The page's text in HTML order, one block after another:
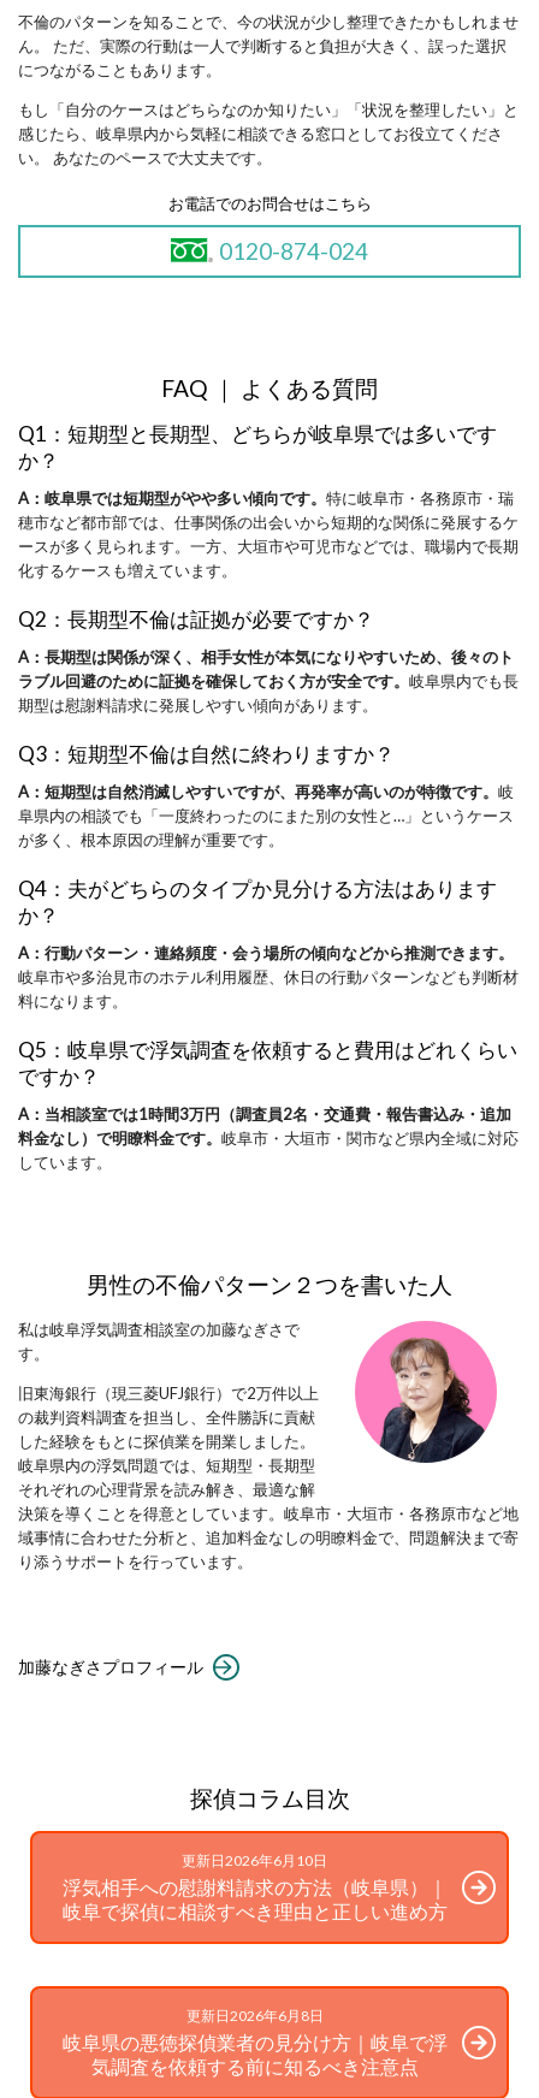
不倫のパターンを知ることで、今の状況が少し整理できたかもしれませ
ん。 ただ、実際の行動は一人で判断すると負担が大きく、誤った選択
につながることもあります。
もし「自分のケースはどちらなのか知りたい」「状況を整理したい」と
感じたら、岐阜県内から気軽に相談できる窓口としてお役立てくださ
い。 あなたのペースで大丈夫です。
お電話でのお問合せはこちら
0120-874-024
FAQ ｜ よくある質問
Q1：短期型と長期型、どちらが岐阜県では多いです
か？
A：岐阜県では短期型がやや多い傾向です。 特に岐阜市・各務原市・瑞
穂市など都市部では、仕事関係の出会いから短期的な関係に発展するケ
ースが多く見られます。一方、大垣市や可児市などでは、職場内で長期
化するケースも増えています。
Q2：長期型不倫は証拠が必要ですか？
A：長期型は関係が深く、相手女性が本気になりやすいため、後々のト
ラブル回避のために証拠を確保しておく方が安全です。 岐阜県内でも長
期型は慰謝料請求に発展しやすい傾向があります。
Q3：短期型不倫は自然に終わりますか？
A：短期型は自然消滅しやすいですが、再発率が高いのが特徴です。 岐
阜県内の相談でも「一度終わったのにまた別の女性と…」というケース
が多く、根本原因の理解が重要です。
Q4：夫がどちらのタイプか見分ける方法はあります
か？
A：行動パターン・連絡頻度・会う場所の傾向などから推測できます。
岐阜市や多治見市のホテル利用履歴、休日の行動パターンなども判断材
料になります。
Q5：岐阜県で浮気調査を依頼すると費用はどれくらい
ですか？
A：当相談室では1時間3万円（調査員2名・交通費・報告書込み・追加
料金なし）で明瞭料金です。 岐阜市・大垣市・関市など県内全域に対応
しています。
男性の不倫パターン２つを書いた人
私は岐阜浮気調査相談室の加藤なぎさで
す。
旧東海銀行（現三菱UFJ銀行）で2万件以上
の裁判資料調査を担当し、全件勝訴に貢献
した経験をもとに探偵業を開業しました。
岐阜県内の浮気問題では、短期型・長期型
それぞれの心理背景を読み解き、最適な解
決策を導くことを得意としています。岐阜市・大垣市・各務原市など地
域事情に合わせた分析と、追加料金なしの明瞭料金で、問題解決まで寄
り添うサポートを行っています。
加藤なぎさプロフィール
探偵コラム目次
更新日2026年6月10日
浮気相手への慰謝料請求の方法（岐阜県）｜
岐阜で探偵に相談すべき理由と正しい進め方
更新日2026年6月8日
岐阜県の悪徳探偵業者の見分け方｜岐阜で浮
気調査を依頼する前に知るべき注意点